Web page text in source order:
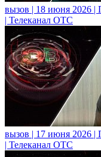
вызов | 18 июня 2026 |
| Телеканал ОТС
вызов | 17 июня 2026 |
| Телеканал ОТС